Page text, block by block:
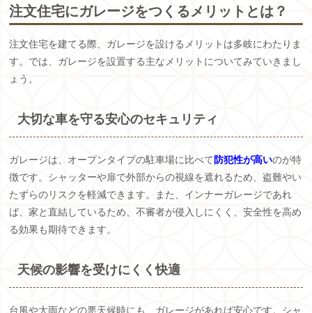
注文住宅にガレージをつくるメリットとは？
注文住宅を建てる際、ガレージを設けるメリットは多岐にわたりま
す。では、ガレージを設置する主なメリットについてみていきまし
ょう。
大切な車を守る安心のセキュリティ
ガレージは、オープンタイプの駐車場に比べて 防犯性が高いのが特
徴です。シャッターや扉で外部からの視線を遮れるため、盗難やい
たずらのリスクを軽減できます。また、インナーガレージであれ
ば、家と直結しているため、不審者が侵入しにくく、安全性を高め
る効果も期待できます。
天候の影響を受けにくく快適
台風や大雨などの悪天候時にも、ガレージがあれば安心です。シャ